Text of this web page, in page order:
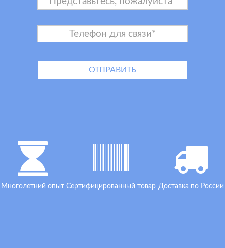
Многолетний опыт Сертифицированный товар Доставка по России